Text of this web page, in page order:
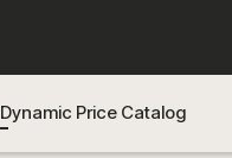
Dynamic Price Catalog